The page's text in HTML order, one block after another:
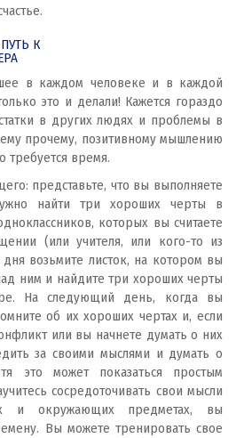
К
в каждом человеке и в каждой
это и делали! Кажется гораздо
в других людях и проблемы в
прочему, позитивному мышлению
требуется время.
представьте, что вы выполняете
найти три хороших черты в
которых вы считаете
(или учителя, или кого-то из
возьмите листок, на котором вы
ним и найдите три хороших черты
На следующий день, когда вы
об их хороших чертах и, если
или вы начнете думать о них
за своими мыслями и думать о
это может показаться простым
сосредоточивать свои мысли
окружающих предметах, вы
Вы можете тренировать свое